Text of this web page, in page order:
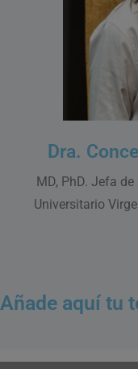
Dra.
MD, PhD. Jefa
Universitario
Añade aquí tu